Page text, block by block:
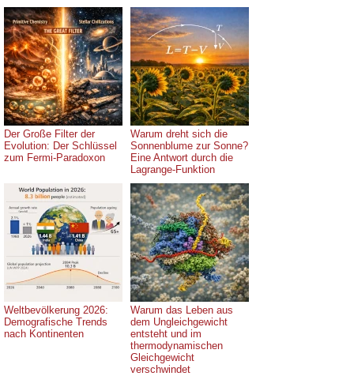
Der Große Filter der
Evolution: Der Schlüssel
zum Fermi-Paradoxon
Warum dreht sich die
Sonnenblume zur Sonne?
Eine Antwort durch die
Lagrange-Funktion
Weltbevölkerung 2026:
Demografische Trends
nach Kontinenten
Warum das Leben aus
dem Ungleichgewicht
entsteht und im
thermodynamischen
Gleichgewicht
verschwindet